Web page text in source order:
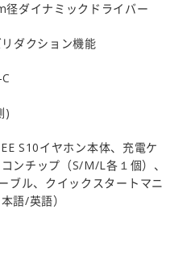
径ダイナミックドライバー
ダクション機能
)
S10イヤホン本体、充電ケ
ンチップ（S/M/L各１個）、
ブル、クイックスタートマニ
語/英語）